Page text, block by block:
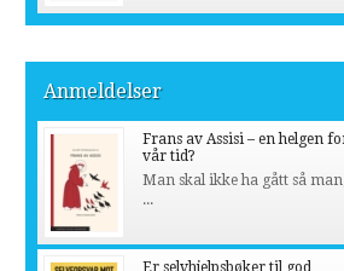
Anmeldelser
Frans av Assisi – en helgen
vår tid?
Man skal ikke ha gått så
...
Er selvhjelpsbøker til god